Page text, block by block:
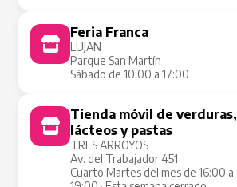
Feria Franca
LUJAN
Parque San Martín
Sábado de 10:00 a 17:00
Tienda móvil de verduras,
lácteos y pastas
TRES ARROYOS
Av. del Trabajador 451
Cuarto Martes del mes de 16:00 a